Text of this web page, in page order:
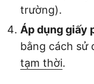
trường).
Áp dụng giấy
bằng cách sử
tạm thời.